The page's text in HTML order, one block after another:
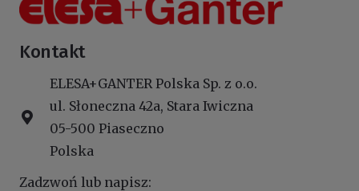
Kontakt
ELESA+GANTER Polska Sp. z o.o.
ul. Słoneczna 42a, Stara Iwiczna
05-500 Piaseczno
Polska
Zadzwoń lub napisz: